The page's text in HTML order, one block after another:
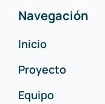
Navegación
Inicio
Proyecto
Equipo